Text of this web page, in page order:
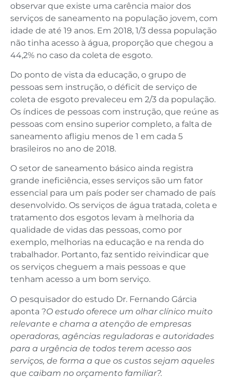
observar que existe uma carência maior dos
serviços de saneamento na população jovem, com
idade de até 19 anos. Em 2018, 1/3 dessa população
não tinha acesso à água, proporção que chegou a
44,2% no caso da coleta de esgoto.
Do ponto de vista da educação, o grupo de
pessoas sem instrução, o déficit de serviço de
coleta de esgoto prevaleceu em 2/3 da população.
Os índices de pessoas com instrução, que reúne as
pessoas com ensino superior completo, a falta de
saneamento afligiu menos de 1 em cada 5
brasileiros no ano de 2018.
O setor de saneamento básico ainda registra
grande ineficiência, esses serviços são um fator
essencial para um país poder ser chamado de país
desenvolvido. Os serviços de água tratada, coleta e
tratamento dos esgotos levam à melhoria da
qualidade de vidas das pessoas, como por
exemplo, melhorias na educação e na renda do
trabalhador. Portanto, faz sentido reivindicar que
os serviços cheguem a mais pessoas e que
tenham acesso a um bom serviço.
O pesquisador do estudo Dr. Fernando Gárcia
aponta ?O estudo oferece um olhar clínico muito
relevante e chama a atenção de empresas
operadoras, agências reguladoras e autoridades
para a urgência de todos terem acesso aos
serviços, de forma a que os custos sejam aqueles
que caibam no orçamento familiar?.